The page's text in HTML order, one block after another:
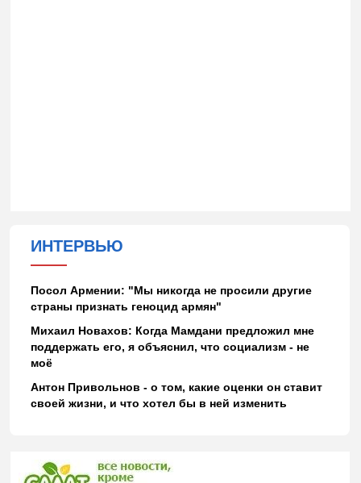
ИНТЕРВЬЮ
Посол Армении: "Мы никогда не просили другие
страны признать геноцид армян"
Михаил Новахов: Когда Мамдани предложил мне
поддержать его, я объяснил, что социализм - не
моё
Антон Привольнов - о том, какие оценки он ставит
своей жизни, и что хотел бы в ней изменить